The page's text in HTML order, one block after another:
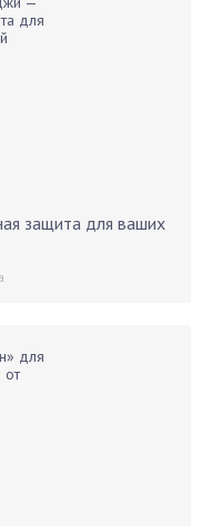
защита для ваших